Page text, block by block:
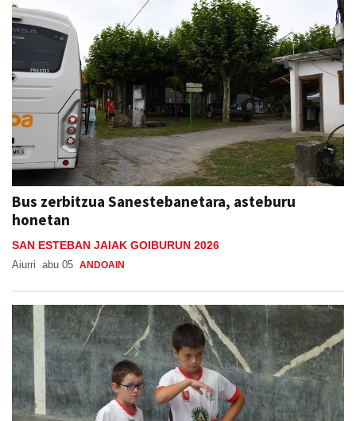
Bus zerbitzua Sanestebanetara, asteburu
honetan
SAN ESTEBAN JAIAK GOIBURUN 2026
Aiurri abu 05 ANDOAIN